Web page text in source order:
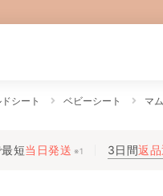
シート ベビーシート マ
最短当日発送 ※1 3日間返